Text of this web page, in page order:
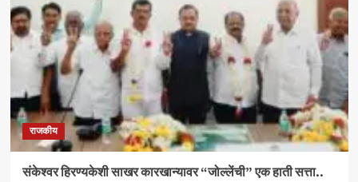
लाखोच्या
बिले
काढणारे
निलंबित
राजकीय
संकेश्वर हिरण्यकेशी साखर कारखान्यावर “जोल्लेंची” एक हाती सत्ता..